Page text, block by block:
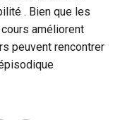
. Bien que les
améliorent
peuvent rencontrer